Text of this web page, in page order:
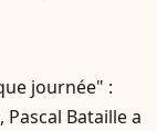
journée" :
Bataille a